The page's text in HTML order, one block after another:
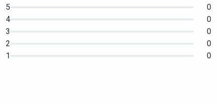
5
0
4
0
3
0
2
0
1
0